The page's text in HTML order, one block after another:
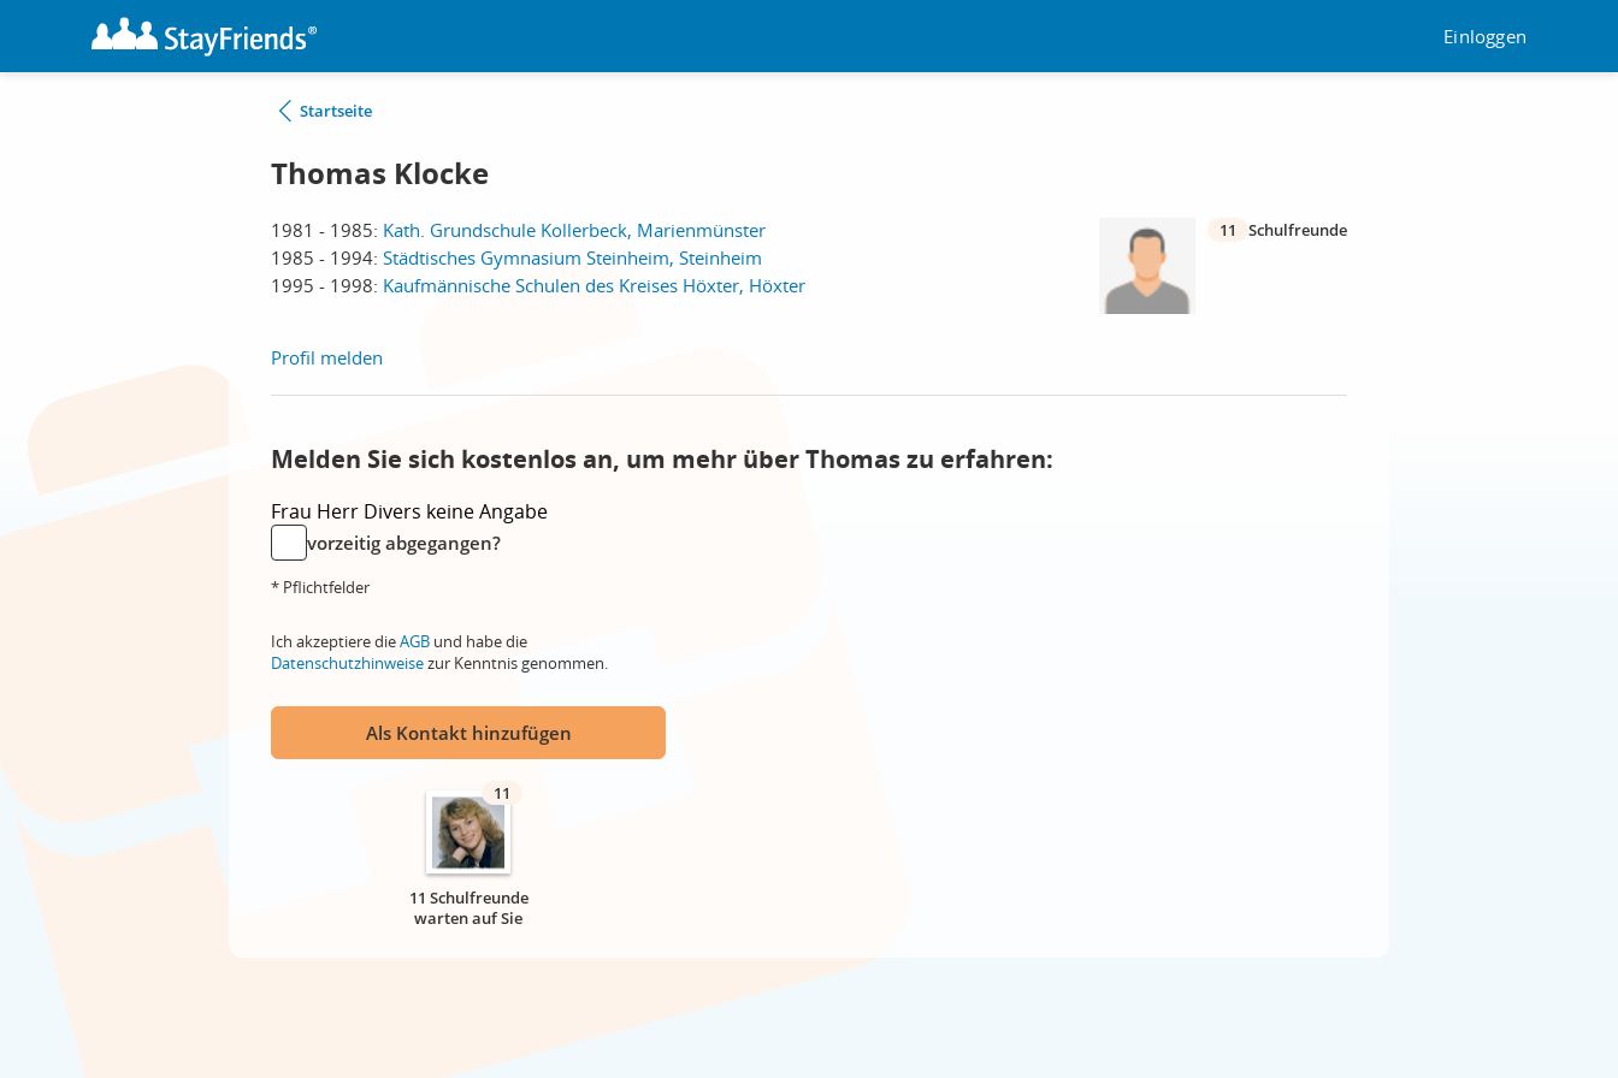
Einloggen
Startseite
Thomas Klocke
1981 - 1985: Kath. Grundschule Kollerbeck, Marienmünster
1985 - 1994: Städtisches Gymnasium Steinheim, Steinheim
1995 - 1998: Kaufmännische Schulen des Kreises Höxter, Höxter
11 Schulfreunde
Profil melden
Melden Sie sich kostenlos an, um mehr über Thomas zu erfahren:
Frau Herr Divers keine Angabe
vorzeitig abgegangen?
* Pflichtfelder
Ich akzeptiere dieAGB und habe die
Datenschutzhinweisezur Kenntnis genommen.
Als Kontakt hinzufügen
11
11 Schulfreunde
warten auf Sie